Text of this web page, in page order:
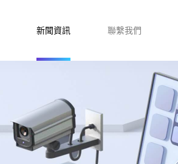
新聞資訊 聯繫我們